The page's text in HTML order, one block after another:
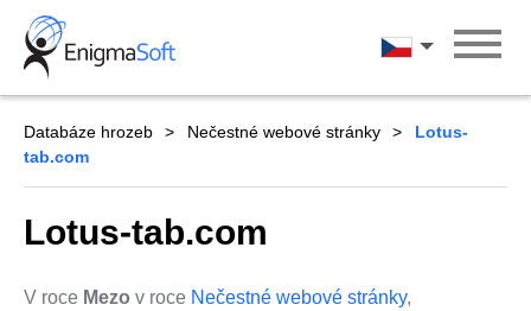
Skip
content
Čeština
Databáze hrozeb Nečestné webové stránky
Lotus-
tab.com
Lotus-tab.com
V roce Mezo v roce Nečestné webové stránky,